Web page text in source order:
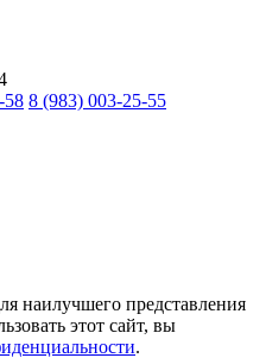
58 8 (983) 003-25-55
наилучшего представления
этот сайт, вы
.